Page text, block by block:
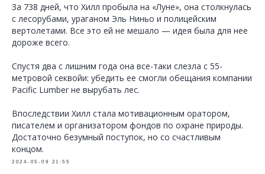
За 738 дней, что Хилл пробыла на «Луне», она столкнулась
с лесорубами, ураганом Эль Ниньо и полицейским
вертолетами. Все это ей не мешало — идея была для нее
дороже всего.
Спустя два с лишним года она все-таки слезла с 55-
метровой секвойи: убедить ее смогли обещания компании
Pacific Lumber не вырубать лес.
Впоследствии Хилл стала мотивационным оратором,
писателем и организатором фондов по охране природы.
Достаточно безумный поступок, но со счастливым
концом.
2024-05-09 21:55